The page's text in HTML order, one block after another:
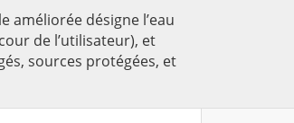
améliorée désigne l’eau
de l’utilisateur), et
sources protégées, et